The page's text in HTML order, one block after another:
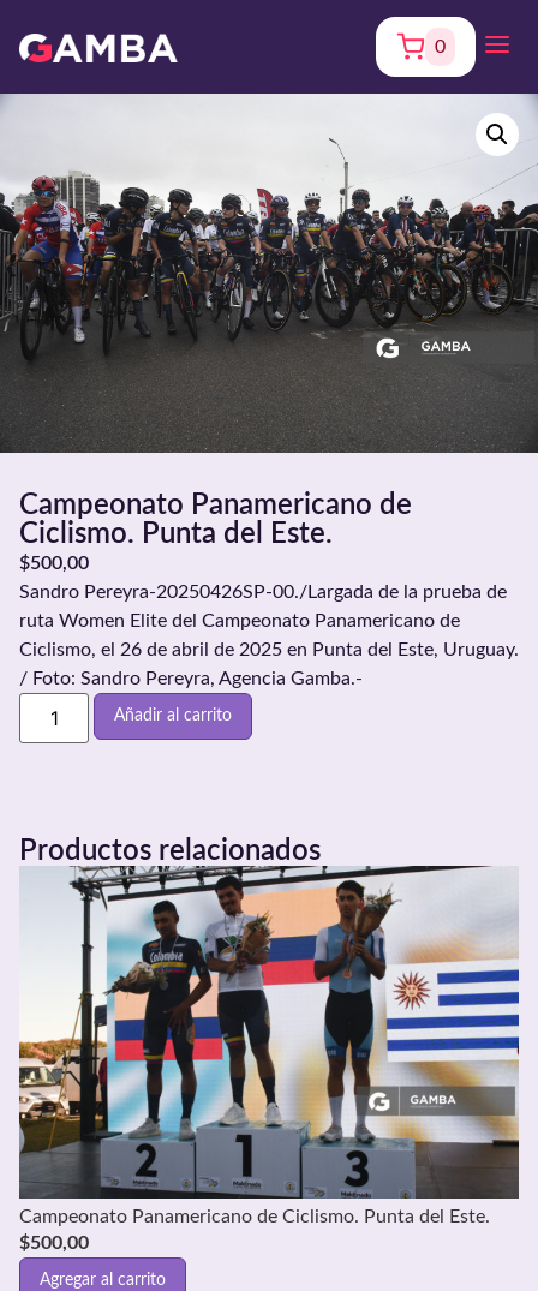
0
Campeonato Panamericano de
Ciclismo. Punta del Este.
$500,00
Sandro Pereyra-20250426SP-00./Largada de la prueba de
ruta Women Elite del Campeonato Panamericano de
Ciclismo, el 26 de abril de 2025 en Punta del Este, Uruguay.
/ Foto: Sandro Pereyra, Agencia Gamba.-
Añadir al carrito
Productos relacionados
Campeonato Panamericano de Ciclismo. Punta del Este.
$500,00
Agregar al carrito